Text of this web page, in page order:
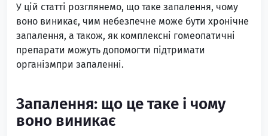
У цій статті розглянемо, що таке запалення, чому
воно виникає, чим небезпечне може бути хронічне
запалення, а також, як комплексні гомеопатичні
препарати можуть допомогти підтримати
організмпри запаленні.
Запалення: що це таке і чому
воно виникає